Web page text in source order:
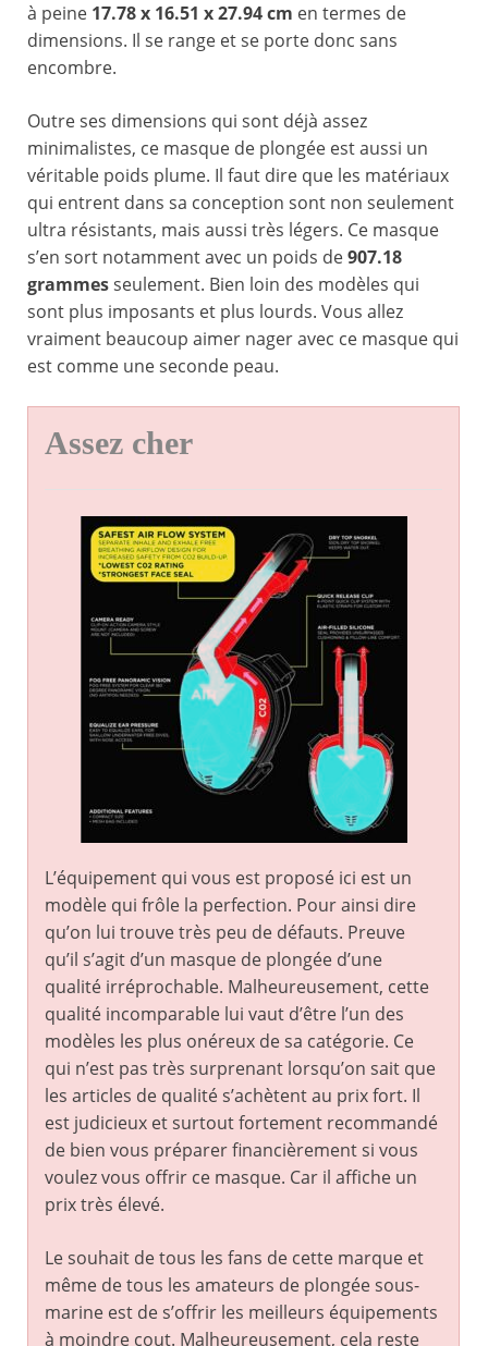
à peine 17.78 x 16.51 x 27.94 cm en termes de
dimensions. Il se range et se porte donc sans
encombre.
Outre ses dimensions qui sont déjà assez
minimalistes, ce masque de plongée est aussi un
véritable poids plume. Il faut dire que les matériaux
qui entrent dans sa conception sont non seulement
ultra résistants, mais aussi très légers. Ce masque
s’en sort notamment avec un poids de907.18
grammesseulement. Bien loin des modèles qui
sont plus imposants et plus lourds. Vous allez
vraiment beaucoup aimer nager avec ce masque qui
est comme une seconde peau.
Assez cher
L’équipement qui vous est proposé ici est un
modèle qui frôle la perfection. Pour ainsi dire
qu’on lui trouve très peu de défauts. Preuve
qu’il s’agit d’un masque de plongée d’une
qualité irréprochable. Malheureusement, cette
qualité incomparable lui vaut d’être l’un des
modèles les plus onéreux de sa catégorie. Ce
qui n’est pas très surprenant lorsqu’on sait que
les articles de qualité s’achètent au prix fort. Il
est judicieux et surtout fortement recommandé
de bien vous préparer financièrement si vous
voulez vous offrir ce masque. Car il affiche un
prix très élevé.
Le souhait de tous les fans de cette marque et
même de tous les amateurs de plongée sous-
marine est de s’offrir les meilleurs équipements
à moindre cout. Malheureusement, cela reste